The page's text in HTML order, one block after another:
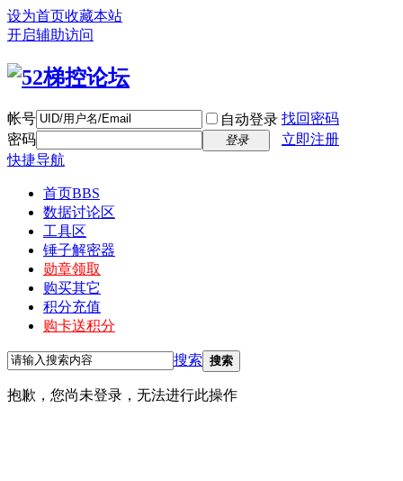
设为首页收藏本站
开启辅助访问
帐号 自动登录 找回密码
密码
登录
立即注册
快捷导航
首页BBS
数据讨论区
工具区
锤子解密器
勋章领取
购买其它
积分充值
购卡送积分
搜索 搜索
抱歉，您尚未登录，无法进行此操作